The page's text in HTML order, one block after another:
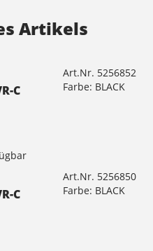
Artikels
C
Art.Nr. 5256852
Farbe: BLACK
C
Art.Nr. 5256850
Farbe: BLACK